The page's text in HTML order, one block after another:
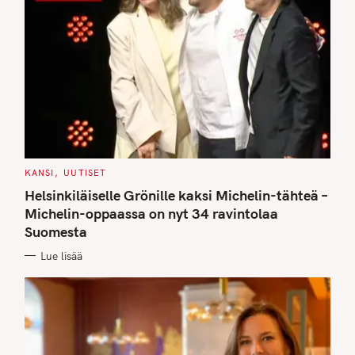
C
T
E
G
O
R
I
S
KANSI UUTISET
Helsinkiläiselle Grönille kaksi Michelin-tähteä –
Michelin-oppaassa on nyt 34 ravintolaa
Suomesta
Lue lisää